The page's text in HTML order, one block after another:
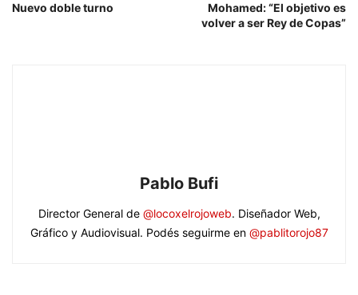
Nuevo doble turno
Mohamed: “El objetivo es
volver a ser Rey de Copas”
Pablo Bufi
Director General de @locoxelrojoweb. Diseñador Web,
Gráfico y Audiovisual. Podés seguirme en @pablitorojo87